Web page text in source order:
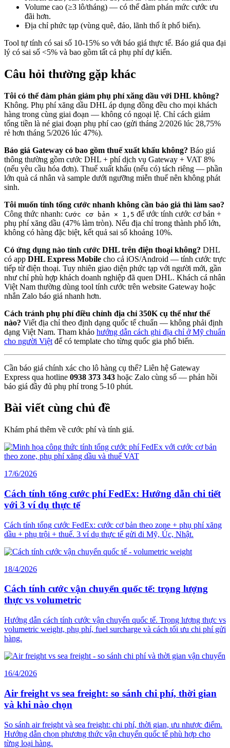
Volume cao (≥3 lô/tháng) — có thể đàm phán mức cước ưu
đãi hơn.
Địa chỉ phức tạp (vùng quê, đảo, lãnh thổ ít phổ biến).
Tool tự tính có sai số 10-15% so với báo giá thực tế. Báo giá qua đại
lý có sai số <5% và bao gồm tất cả phụ phí dự kiến.
Câu hỏi thường gặp khác
Tôi có thể đàm phán giảm phụ phí xăng dầu với DHL không?
Không. Phụ phí xăng dầu DHL áp dụng đồng đều cho mọi khách
hàng trong cùng giai đoạn — không có ngoại lệ. Chỉ cách giảm
tổng tiền là né giai đoạn phụ phí cao (gửi tháng 2/2026 lúc 28,75%
rẻ hơn tháng 5/2026 lúc 47%).
Báo giá Gateway có bao gồm thuế xuất khẩu không? Báo giá
thông thường gồm cước DHL + phí dịch vụ Gateway + VAT 8%
(nếu yêu cầu hóa đơn). Thuế xuất khẩu (nếu có) tách riêng — phần
lớn quà cá nhân và sample dưới ngưỡng miễn thuế nên không phát
sinh.
Tôi muốn tính tổng cước nhanh không cần báo giá thì làm sao?
Công thức nhanh: Cước cơ bản × 1,5 để ước tính cước cơ bản +
phụ phí xăng dầu (47% làm tròn). Nếu địa chỉ trong thành phố lớn,
không có hàng đặc biệt, kết quả sai số khoảng 10%.
Có ứng dụng nào tính cước DHL trên điện thoại không? DHL
có app DHL Express Mobile cho cả iOS/Android — tính cước trực
tiếp từ điện thoại. Tuy nhiên giao diện phức tạp với người mới, gần
như chỉ phù hợp khách doanh nghiệp đã quen DHL. Khách cá nhân
Việt Nam thường dùng tool tính cước trên website Gateway hoặc
nhắn Zalo báo giá nhanh hơn.
Cách tránh phụ phí điều chỉnh địa chỉ 350K cụ thể như thế
nào? Viết địa chỉ theo định dạng quốc tế chuẩn — không phải định
dạng Việt Nam. Tham khảo hướng dẫn cách ghi địa chỉ ở Mỹ chuẩn
cho người Việt để có template cho từng quốc gia phổ biến.
Cần báo giá chính xác cho lô hàng cụ thể? Liên hệ Gateway
Express qua hotline 0938 373 343 hoặc Zalo cùng số — phản hồi
báo giá đầy đủ phụ phí trong 5-10 phút.
Bài viết cùng chủ đề
Khám phá thêm về cước phí và tính giá.
17/6/2026
Cách tính tổng cước phí FedEx: Hướng dẫn chi tiết
với 3 ví dụ thực tế
Cách tính tổng cước FedEx: cước cơ bản theo zone + phụ phí xăng
dầu + phụ trội + thuế. 3 ví dụ thực tế gửi đi Mỹ, Úc, Nhật.
18/4/2026
Cách tính cước vận chuyển quốc tế: trọng lượng
thực vs volumetric
Hướng dẫn cách tính cước vận chuyển quốc tế. Trọng lượng thực vs
volumetric weight, phụ phí, fuel surcharge và cách tối ưu chi phí gửi
hàng.
16/4/2026
Air freight vs sea freight: so sánh chi phí, thời gian
và khi nào chọn
So sánh air freight và sea freight: chi phí, thời gian, ưu nhược điểm.
Hướng dẫn chọn phương thức vận chuyển quốc tế phù hợp cho
từng loại hàng.